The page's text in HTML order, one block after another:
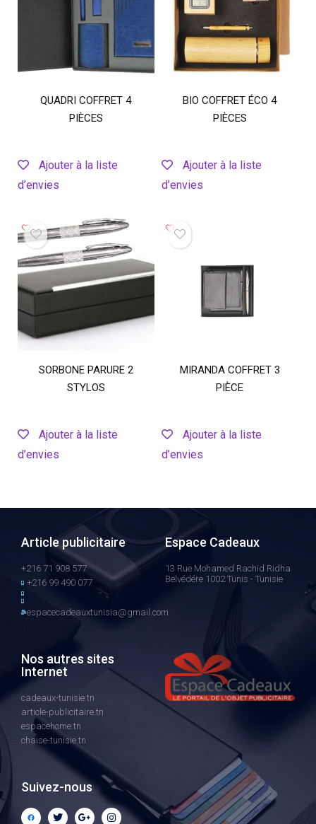
QUADRI COFFRET 4
PIÈCES
Ajouter à la liste
d’envies
BIO COFFRET ÉCO 4
PIÈCES
Ajouter à la liste
d’envies
SORBONE PARURE 2
STYLOS
Ajouter à la liste
d’envies
MIRANDA COFFRET 3
PIÈCE
Ajouter à la liste
d’envies
Article publicitaire
+216 71 908 577
+216 99 490 077
espacecadeauxtunisia@gmail.com
Espace Cadeaux
13 Rue Mohamed Rachid Ridha
Belvédére 1002 Tunis - Tunisie
Nos autres sites
Internet
cadeaux-tunisie.tn
article-publicitaire.tn
espacehome.tn
chaise-tunisie.tn
Suivez-nous